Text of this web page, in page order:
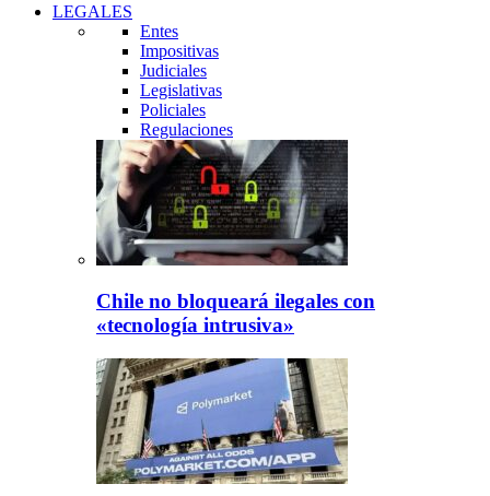
LEGALES
Entes
Impositivas
Judiciales
Legislativas
Policiales
Regulaciones
Chile no bloqueará ilegales con
«tecnología intrusiva»